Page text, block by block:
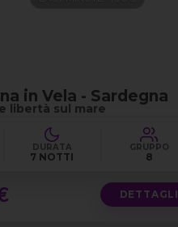
in Vela - Sardegna
libertà sul mare
DURATA
7 NOTTI
GRUPPO
8
DETTAGLI